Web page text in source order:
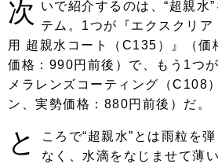
次
いで紹介するのは、“超親水
テム。1つが『エクスクリア
用 超親水コート（C135）』（価
価格：990円前後）で、もう1つ
メラレンズコーティング（C108
ン、実勢価格：880円前後）だ。
と
ころで“超親水”とは雨粒を
なく、水滴をなじませて薄